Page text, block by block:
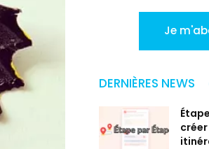
Je
DERNIÈRES NEWS